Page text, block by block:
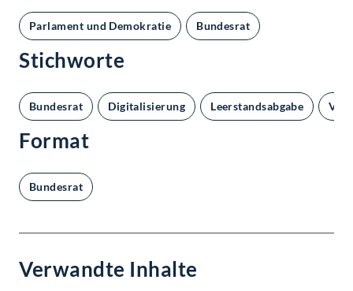
Parlament und Demokratie Bundesrat
Stichworte
Bundesrat Digitalisierung Leerstandsabgabe
Format
Bundesrat
Verwandte Inhalte